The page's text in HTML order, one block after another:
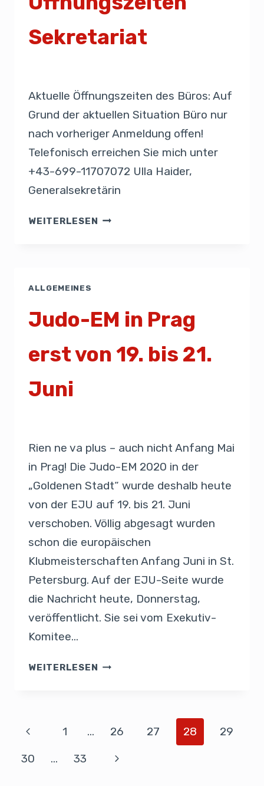
Sekretariat
Aktuelle Öffnungszeiten des Büros: Auf
Grund der aktuellen Situation Büro nur
nach vorheriger Anmeldung offen!
Telefonisch erreichen Sie mich unter
+43-699-11707072 Ulla Haider,
Generalsekretärin
WEITERLESEN
ALLGEMEINES
Judo-EM in Prag
erst von 19. bis 21.
Juni
Rien ne va plus – auch nicht Anfang Mai
in Prag! Die Judo-EM 2020 in der
„Goldenen Stadt“ wurde deshalb heute
von der EJU auf 19. bis 21. Juni
verschoben. Völlig abgesagt wurden
schon die europäischen
Klubmeisterschaften Anfang Juni in St.
Petersburg. Auf der EJU-Seite wurde
die Nachricht heute, Donnerstag,
veröffentlicht. Sie sei vom Exekutiv-
Komitee…
WEITERLESEN
1 … 26 27 28
29
30
… 33